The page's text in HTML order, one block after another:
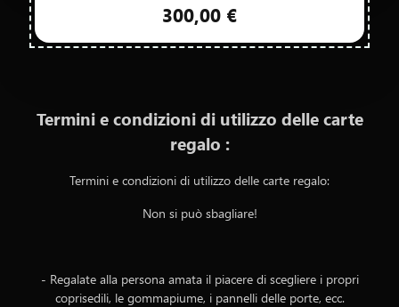
300,00 €
Termini e condizioni di utilizzo delle carte
regalo :
Termini e condizioni di utilizzo delle carte regalo:
Non si può sbagliare!
- Regalate alla persona amata il piacere di scegliere i propri
coprisedili, le gommapiume, i pannelli delle porte, ecc.